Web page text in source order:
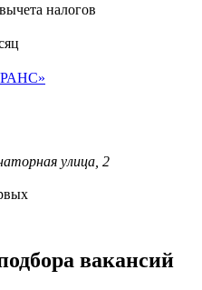
налогов
улица, 2
вакансий